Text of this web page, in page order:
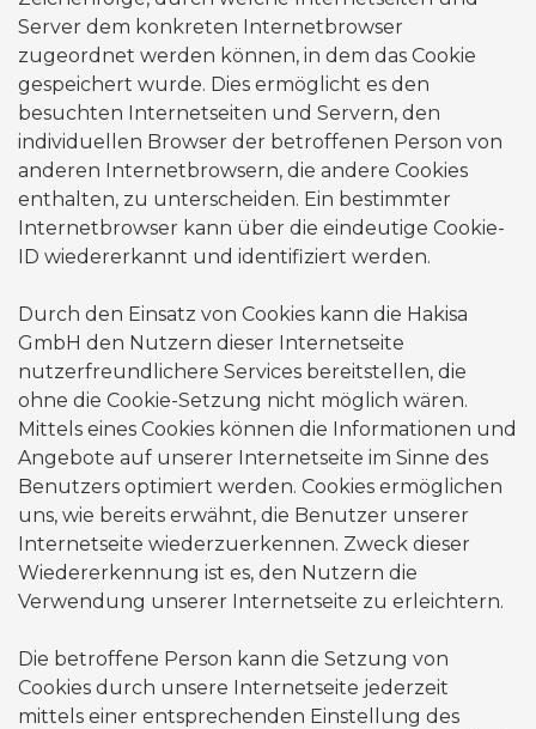
Server dem konkreten Internetbrowser
zugeordnet werden können, in dem das Cookie
gespeichert wurde. Dies ermöglicht es den
besuchten Internetseiten und Servern, den
individuellen Browser der betroffenen Person von
anderen Internetbrowsern, die andere Cookies
enthalten, zu unterscheiden. Ein bestimmter
Internetbrowser kann über die eindeutige Cookie-
ID wiedererkannt und identifiziert werden.
Durch den Einsatz von Cookies kann die Hakisa
GmbH den Nutzern dieser Internetseite
nutzerfreundlichere Services bereitstellen, die
ohne die Cookie-Setzung nicht möglich wären.
Mittels eines Cookies können die Informationen und
Angebote auf unserer Internetseite im Sinne des
Benutzers optimiert werden. Cookies ermöglichen
uns, wie bereits erwähnt, die Benutzer unserer
Internetseite wiederzuerkennen. Zweck dieser
Wiedererkennung ist es, den Nutzern die
Verwendung unserer Internetseite zu erleichtern.
Die betroffene Person kann die Setzung von
Cookies durch unsere Internetseite jederzeit
mittels einer entsprechenden Einstellung des